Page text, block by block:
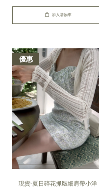
加入購物車
優惠
現貨-夏日碎花抓皺細肩帶小洋